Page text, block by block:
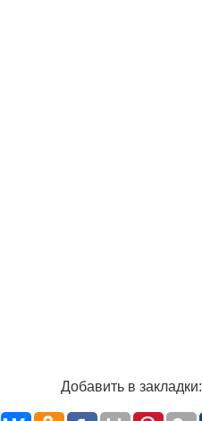
Добавить в закладки: